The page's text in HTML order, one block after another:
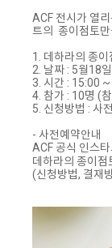
ACF 전시가 열
트의 종이점토만
1. 데하라의 종
2. 날짜 : 5월18일
3. 시간 : 15:00
4. 참가 : 10명 (
5. 신청방법 : 사
- 사전예약안내
ACF 공식 인스타
데하라의 종이점
(신청방법, 결재